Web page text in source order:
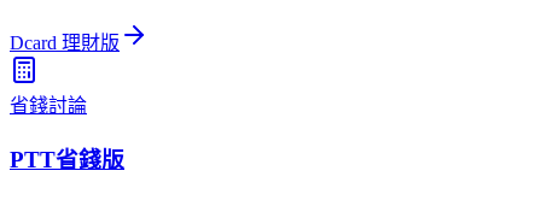
Dcard 理財版
省錢討論
PTT省錢版